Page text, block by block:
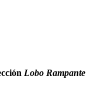
Lobo Rampante